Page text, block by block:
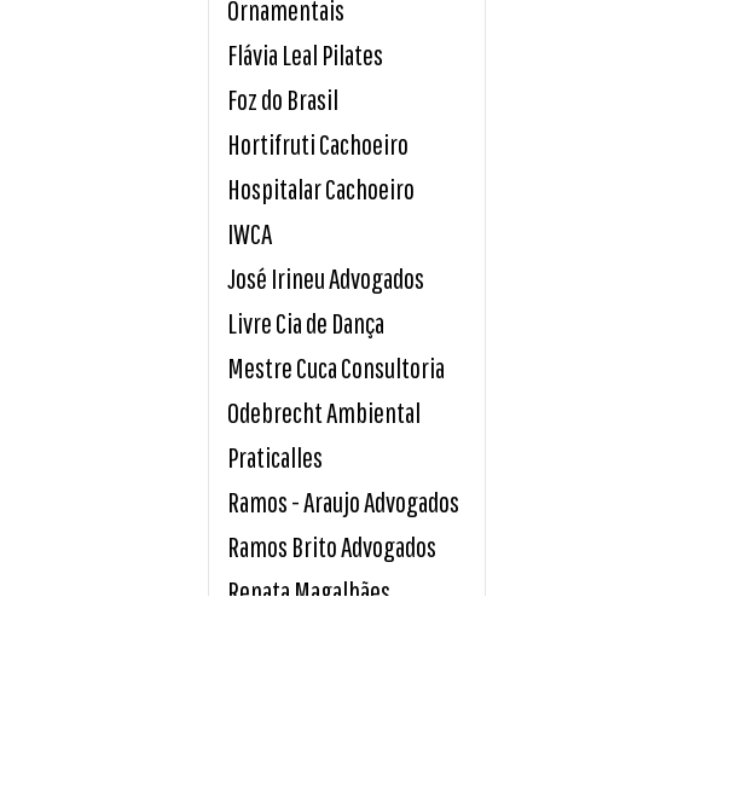
Ornamentais
Flávia Leal Pilates
Foz do Brasil
Hortifruti Cachoeiro
Hospitalar Cachoeiro
IWCA
José Irineu Advogados
Livre Cia de Dança
Mestre Cuca Consultoria
Odebrecht Ambiental
Praticalles
Ramos - Araujo Advogados
Ramos Brito Advogados
Renata Magalhães